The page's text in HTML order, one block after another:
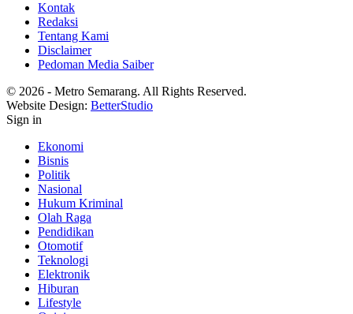
Kontak
Redaksi
Tentang Kami
Disclaimer
Pedoman Media Saiber
© 2026 - Metro Semarang. All Rights Reserved.
Website Design: BetterStudio
Sign in
Ekonomi
Bisnis
Politik
Nasional
Hukum Kriminal
Olah Raga
Pendidikan
Otomotif
Teknologi
Elektronik
Hiburan
Lifestyle